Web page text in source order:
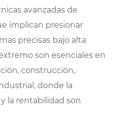
avanzadas de
implican presionar
precisas bajo alta
son esenciales en
construcción,
donde la
la rentabilidad son